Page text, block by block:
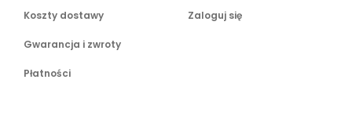
Koszty dostawy
Gwarancja i zwroty
Płatności
Zaloguj się